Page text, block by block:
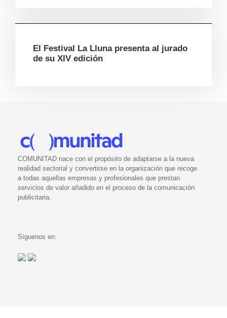
El Festival La Lluna presenta al jurado
de su XIV edición
COMUNITAD nace con el propósito de adaptarse a la nueva
realidad sectorial y convertirse en la organización que recoge
a todas aquellas empresas y profesionales que prestan
servicios de valor añadido en el proceso de la comunicación
publicitaria.
Síguenos en: